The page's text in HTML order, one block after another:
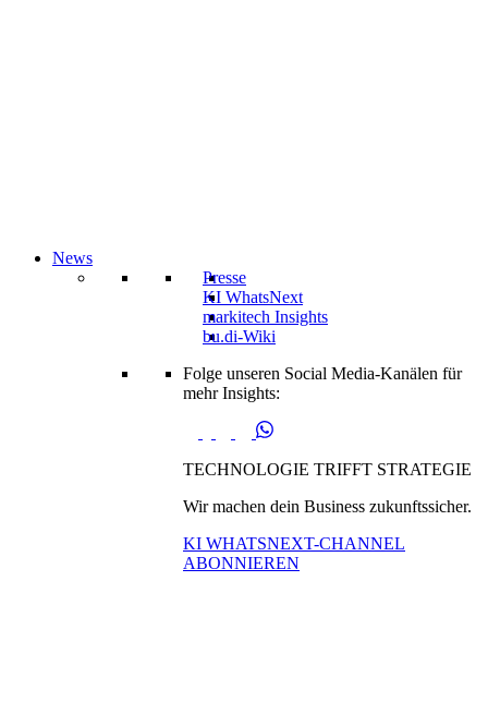
News
Presse
KI WhatsNext
markitech Insights
bu.di-Wiki
Folge unseren Social Media-Kanälen für
mehr Insights:
TECHNOLOGIE TRIFFT STRATEGIE
Wir machen dein Business zukunftssicher.
KI WHATSNEXT-CHANNEL
ABONNIEREN